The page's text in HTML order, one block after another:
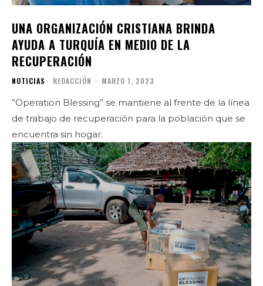
UNA ORGANIZACIÓN CRISTIANA BRINDA
AYUDA A TURQUÍA EN MEDIO DE LA
RECUPERACIÓN
NOTICIAS REDACCIÓN - MARZO 1, 2023
”Operation Blessing” se mantiene al frente de la línea
de trabajo de recuperación para la población que se
encuentra sin hogar.